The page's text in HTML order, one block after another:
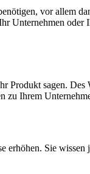
vor allem
Unternehmen oder
Produkt sagen. Des
zu Ihrem
Sie wissen